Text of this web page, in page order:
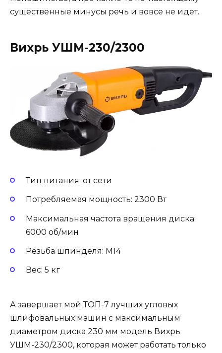
существенные минусы речь и вовсе не идет.
Вихрь УШМ-230/2300
Тип питания: от сети
Потребляемая мощность: 2300 Вт
Максимальная частота вращения диска:
6000 об/мин
Резьба шпинделя: M14
Вес: 5 кг
А завершает мой ТОП-7 лучших угловых
шлифовальных машин с максимальным
диаметром диска 230 мм модель Вихрь
УШМ-230/2300, которая может работать только